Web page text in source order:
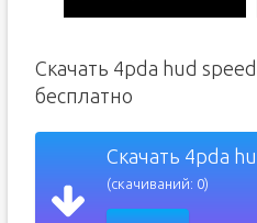
Скачать 4pda hud
бесплатно
Скачать 4pda
(скачиваний: 0)